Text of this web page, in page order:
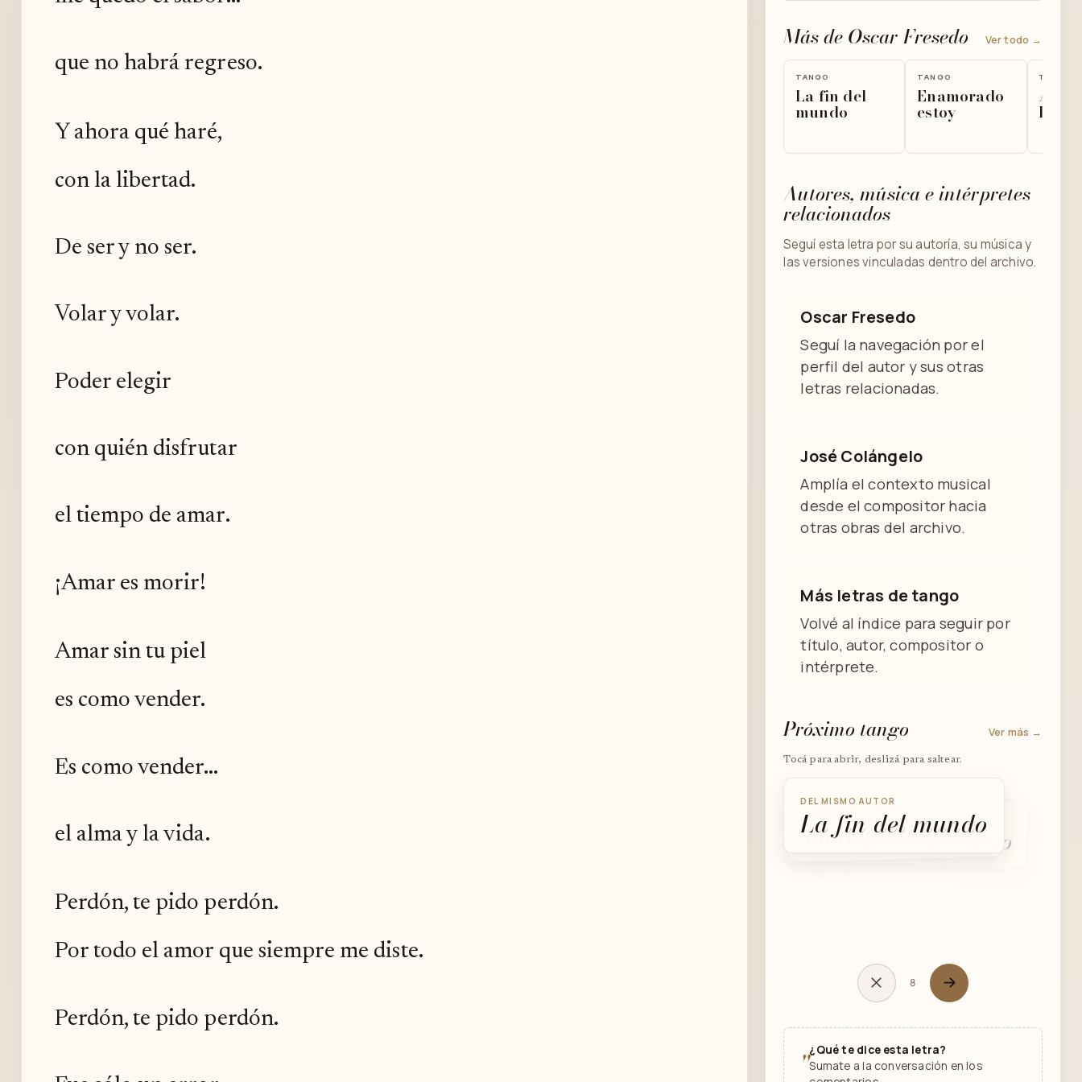
que no habrá regreso.
Y ahora qué haré,
con la libertad.
De ser y no ser.
Volar y volar.
Poder elegir
con quién disfrutar
el tiempo de amar.
¡Amar es morir!
Amar sin tu piel
es como vender.
Es como vender...
el alma y la vida.
Perdón, te pido perdón.
Por todo el amor que siempre me diste.
Perdón, te pido perdón.
Más de Oscar Fresedo Ver todo →
TANGO
La fin del
mundo
TANGO
Enamorado
estoy
TANGO
A
Autores, música e intérpretes
relacionados
Seguí esta letra por su autoría, su música y
las versiones vinculadas dentro del archivo.
Oscar Fresedo
Seguí la navegación por el
perfil del autor y sus otras
letras relacionadas.
José Colángelo
Amplía el contexto musical
desde el compositor hacia
otras obras del archivo.
Más letras de tango
Volvé al índice para seguir por
título, autor, compositor o
intérprete.
Próximo tango Ver más →
Tocá para abrir, deslizá para saltear.
DEL MISMO AUTOR
La fin del mundo
Enamorado estoy
DEL MISMO AUTOR
A Leopoldo Federico
8
"¿Qué te dice esta letra?
Sumate a la conversación en los